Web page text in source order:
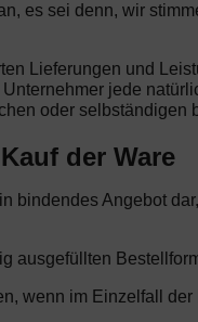
es sei denn, wir
Lieferungen und
jede
oder selbständigen
der Ware
bindendes Angebot
ausgefüllten
wenn im Einzelfall